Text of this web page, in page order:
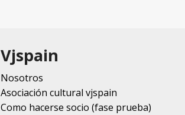
Vjspain
Nosotros
Asociación cultural vjspain
Como hacerse socio (fase prueba)